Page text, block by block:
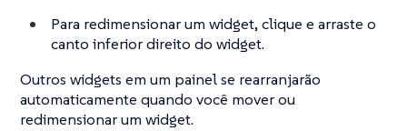
Para redimensionar um widget, clique e arraste o
canto inferior direito do widget.
Outros widgets em um painel se rearranjarão
automaticamente quando você mover ou
redimensionar um widget.